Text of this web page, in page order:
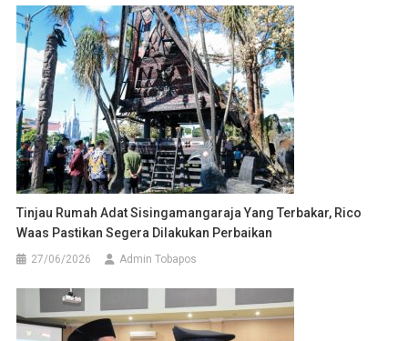
Tinjau Rumah Adat Sisingamangaraja Yang Terbakar, Rico
Waas Pastikan Segera Dilakukan Perbaikan
27/06/2026 Admin Tobapos